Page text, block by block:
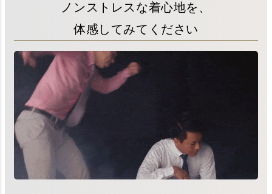
ノンストレスな着心地を、
体感してみてください